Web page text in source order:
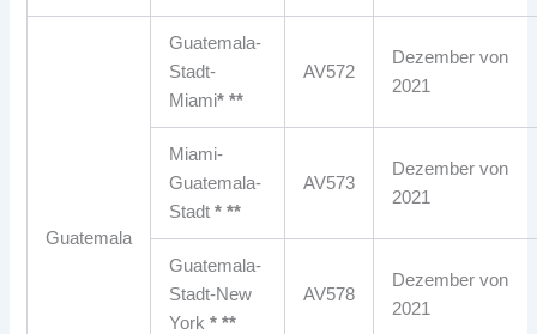
Guatemala
Guatemala-
Stadt-
Miami* **
AV572
Dezember von
2021
Miami-
Guatemala-
Stadt * **
AV573
Dezember von
2021
Guatemala-
Stadt-New
York * **
AV578
Dezember von
2021